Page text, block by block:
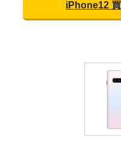
iPhone12